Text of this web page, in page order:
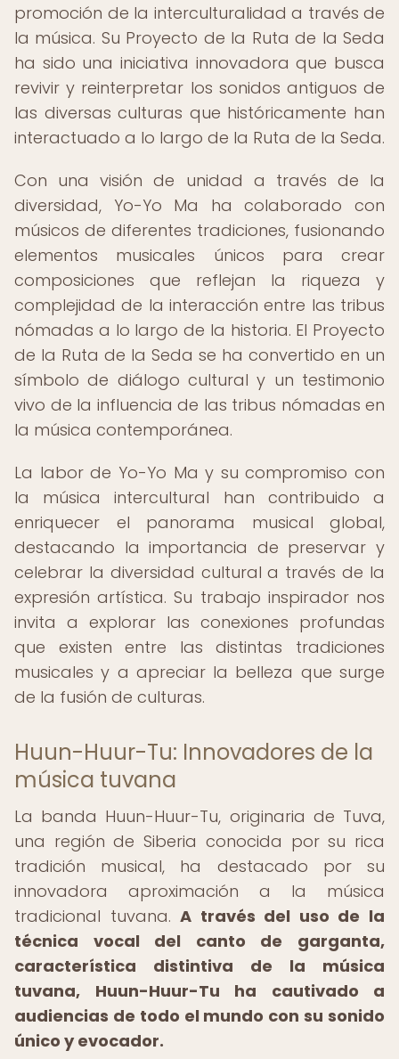
promoción de la interculturalidad a través de
la música. Su Proyecto de la Ruta de la Seda
ha sido una iniciativa innovadora que busca
revivir y reinterpretar los sonidos antiguos de
las diversas culturas que históricamente han
interactuado a lo largo de la Ruta de la Seda.
Con una visión de unidad a través de la
diversidad, Yo-Yo Ma ha colaborado con
músicos de diferentes tradiciones, fusionando
elementos musicales únicos para crear
composiciones que reflejan la riqueza y
complejidad de la interacción entre las tribus
nómadas a lo largo de la historia. El Proyecto
de la Ruta de la Seda se ha convertido en un
símbolo de diálogo cultural y un testimonio
vivo de la influencia de las tribus nómadas en
la música contemporánea.
La labor de Yo-Yo Ma y su compromiso con
la música intercultural han contribuido a
enriquecer el panorama musical global,
destacando la importancia de preservar y
celebrar la diversidad cultural a través de la
expresión artística. Su trabajo inspirador nos
invita a explorar las conexiones profundas
que existen entre las distintas tradiciones
musicales y a apreciar la belleza que surge
de la fusión de culturas.
Huun-Huur-Tu: Innovadores de la
música tuvana
La banda Huun-Huur-Tu, originaria de Tuva,
una región de Siberia conocida por su rica
tradición musical, ha destacado por su
innovadora aproximación a la música
tradicional tuvana.A través del uso de la
técnica vocal del canto de garganta,
característica distintiva de la música
tuvana, Huun-Huur-Tu ha cautivado a
audiencias de todo el mundo con su sonido
único y evocador.